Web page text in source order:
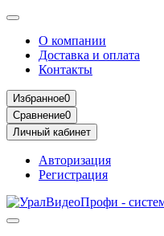
О компании
Доставка и оплата
Контакты
Избранное0
Сравнение0
Личный кабинет
Авторизация
Регистрация